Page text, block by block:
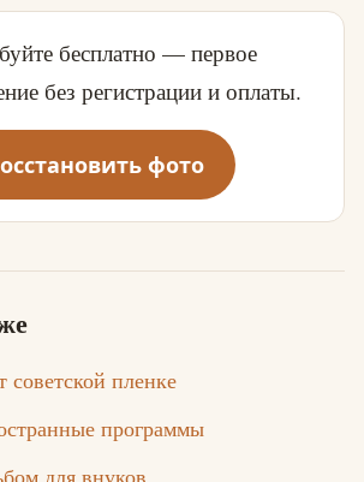
бесплатно — первое
без регистрации и оплаты.
фото
пленке
программы
для внуков